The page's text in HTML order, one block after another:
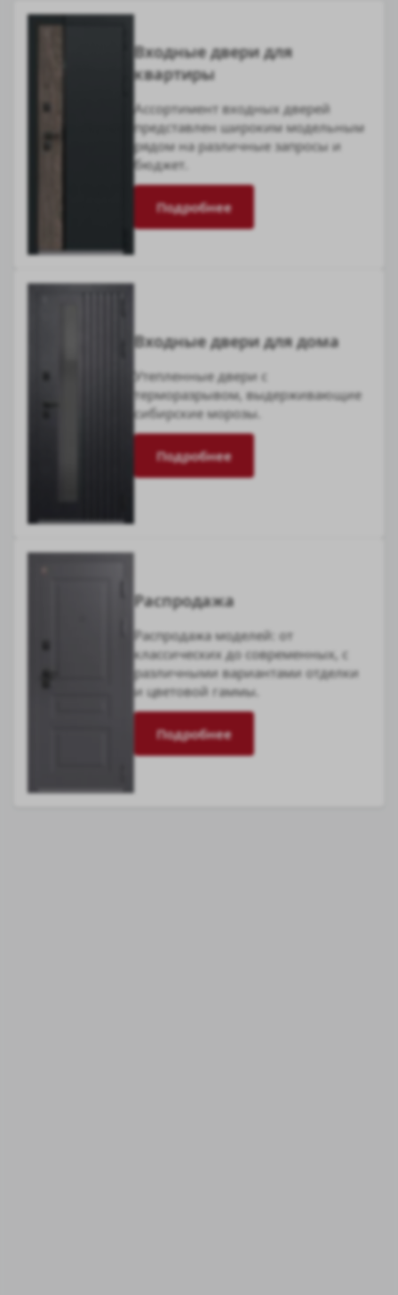
Входные двери для
квартиры
Ассортимент входных дверей
представлен широким модельным
рядом на различные запросы и
бюджет.
Подробнее
Входные двери для дома
Утепленные двери с
терморазрывом, выдерживающие
сибирские морозы.
Подробнее
Распродажа
Распродажа моделей: от
классических до современных, с
различными вариантами отделки
и цветовой гаммы.
Подробнее